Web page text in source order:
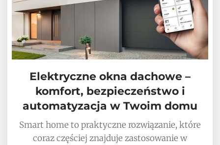
Elektryczne okna dachowe –
komfort, bezpieczeństwo i
automatyzacja w Twoim domu
Smart home to praktyczne rozwiązanie, które
coraz częściej znajduje zastosowanie w